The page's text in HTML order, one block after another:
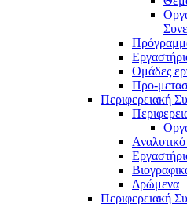
Ομάδες
Προ-
Περιφερειακή
Δρώμενα
Περιφερειακή